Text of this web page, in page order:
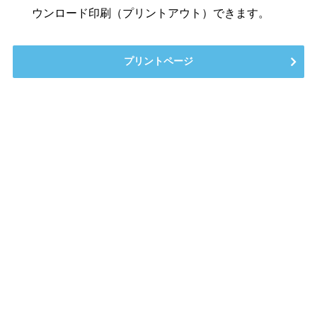
ウンロード印刷（プリントアウト）できます。
プリントページ